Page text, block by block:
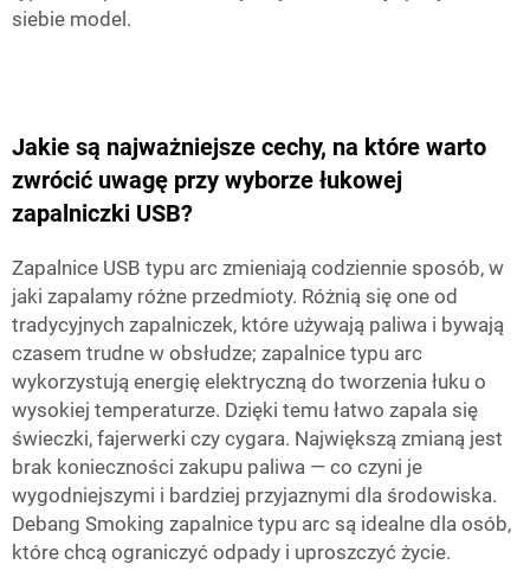
siebie model.
Jakie są najważniejsze cechy, na które warto
zwrócić uwagę przy wyborze łukowej
zapalniczki USB?
Zapalnice USB typu arc zmieniają codziennie sposób, w
jaki zapalamy różne przedmioty. Różnią się one od
tradycyjnych zapalniczek, które używają paliwa i bywają
czasem trudne w obsłudze; zapalnice typu arc
wykorzystują energię elektryczną do tworzenia łuku o
wysokiej temperaturze. Dzięki temu łatwo zapala się
świeczki, fajerwerki czy cygara. Największą zmianą jest
brak konieczności zakupu paliwa — co czyni je
wygodniejszymi i bardziej przyjaznymi dla środowiska.
Debang Smoking zapalnice typu arc są idealne dla osób,
które chcą ograniczyć odpady i uproszczyć życie.